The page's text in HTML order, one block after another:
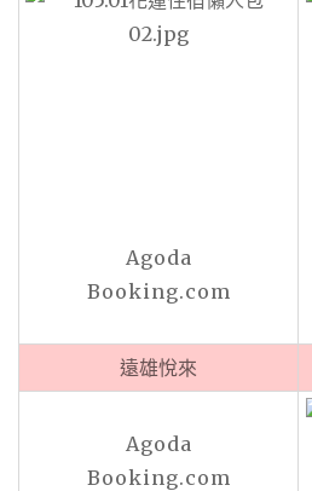
Agoda
Booking.com
遠雄悅來
Agoda
Booking.com